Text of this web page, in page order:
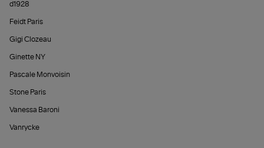
d1928
Feidt Paris
Gigi Clozeau
Ginette NY
Pascale Monvoisin
Stone Paris
Vanessa Baroni
Vanrycke